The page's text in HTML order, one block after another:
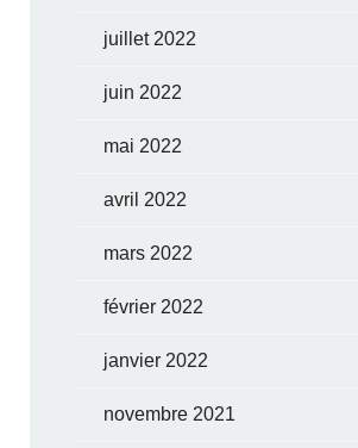
juillet 2022
juin 2022
mai 2022
avril 2022
mars 2022
février 2022
janvier 2022
novembre 2021